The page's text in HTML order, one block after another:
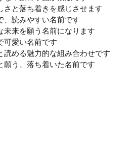
さと落ち着きを感じさせます
、読みやすい名前です
未来を願う名前になります
可愛い名前です
読める魅力的な組み合わせです
願う、落ち着いた名前です